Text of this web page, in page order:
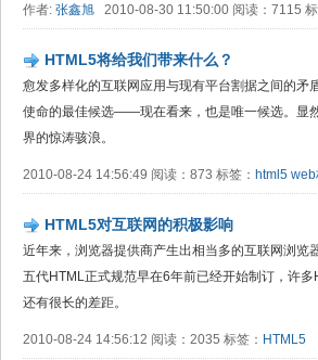
作者: 张鑫旭 2010-08-30 11:50:00 阅读：7115 标
HTML5将给我们带来什么？
愈发多样化的互联网应用与现有平台割据之间的
使命的最佳候选——现在看来，也是唯一候选。显
界的惊涛骇浪。
2010-08-24 14:56:49 阅读：873 标签： html5 web
HTML5对互联网的积极影响
近年来，浏览器提供商产生出相当多的互联网浏
五代HTML正式规范早在6年前已经开始制订，许
还有很长的差距。
2010-08-24 14:56:12 阅读：2035 标签： HTML5